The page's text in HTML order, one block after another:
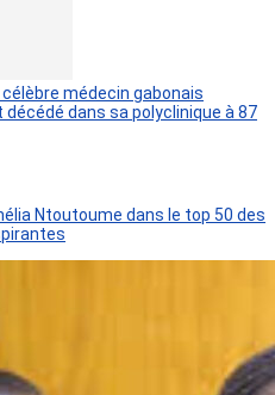
célèbre médecin gabonais
décédé dans sa polyclinique à 87
Ntoutoume dans le top 50 des